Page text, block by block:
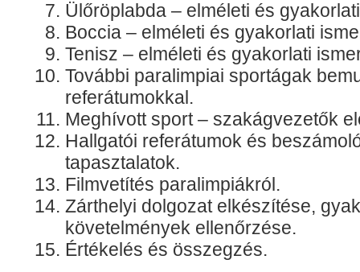
Ülőröplabda – elméleti és
Boccia – elméleti és gyakorlati
Tenisz – elméleti és gyakorlati
További paralimpiai sportágak
referátumokkal.
Meghívott sport – szakágvezetők
Hallgatói referátumok és
tapasztalatok.
Filmvetítés paralimpiákról.
Zárthelyi dolgozat elkészítése,
követelmények ellenőrzése.
Értékelés és összegzés.